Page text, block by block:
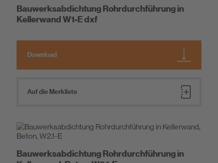
Bauwerksabdichtung Rohrdurchführung in
Kellerwand W1-E dxf
Download
Auf die Merkliste
Bauwerksabdichtung Rohrdurchführung in